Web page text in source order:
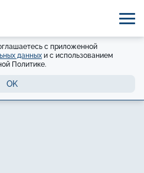
с приложенной
данных и с использованием
Политике.
OK